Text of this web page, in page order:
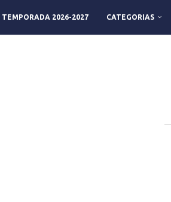
TEMPORADA 2026-2027 CATEGORIAS